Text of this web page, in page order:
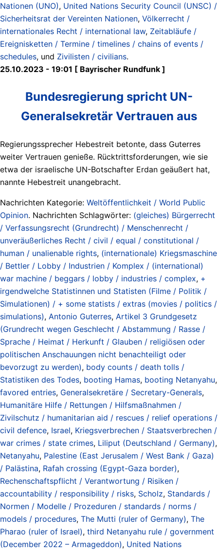
Nationen (UNO), United Nations Security Council (UNSC) /
Sicherheitsrat der Vereinten Nationen, Völkerrecht /
internationales Recht / international law, Zeitabläufe /
Ereignisketten / Termine / timelines / chains of events /
schedules, und Zivilisten / civilians.
25.10.2023 - 19:01 [ Bayrischer Rundfunk ]
Bundesregierung spricht UN-
Generalsekretär Vertrauen aus
Regierungssprecher Hebestreit betonte, dass Guterres
weiter Vertrauen genieße. Rücktrittsforderungen, wie sie
etwa der israelische UN-Botschafter Erdan geäußert hat,
nannte Hebestreit unangebracht.
Nachrichten Kategorie: Weltöffentlichkeit / World Public
Opinion. Nachrichten Schlagwörter: (gleiches) Bürgerrecht
/ Verfassungsrecht (Grundrecht) / Menschenrecht /
unveräußerliches Recht / civil / equal / constitutional /
human / unalienable rights, (internationale) Kriegsmaschine
/ Bettler / Lobby / Industrien / Komplex / (international)
war machine / beggars / lobby / industries / complex, +
irgendwelche Statistinnen und Statisten (Filme / Politik /
Simulationen) / + some statists / extras (movies / politics /
simulations), Antonio Guterres, Artikel 3 Grundgesetz
(Grundrecht wegen Geschlecht / Abstammung / Rasse /
Sprache / Heimat / Herkunft / Glauben / religiösen oder
politischen Anschauungen nicht benachteiligt oder
bevorzugt zu werden), body counts / death tolls /
Statistiken des Todes, booting Hamas, booting Netanyahu,
favored entries, Generalsekretäre / Secretary-Generals,
Humanitäre Hilfe / Rettungen / Hilfsmaßnahmen /
Zivilschutz / humanitarian aid / rescues / relief operations /
civil defence, Israel, Kriegsverbrechen / Staatsverbrechen /
war crimes / state crimes, Liliput (Deutschland / Germany),
Netanyahu, Palestine (East Jerusalem / West Bank / Gaza)
/ Palästina, Rafah crossing (Egypt-Gaza border),
Rechenschaftspflicht / Verantwortung / Risiken /
accountability / responsibility / risks, Scholz, Standards /
Normen / Modelle / Prozeduren / standards / norms /
models / procedures, The Mutti (ruler of Germany), The
Pharao (ruler of Israel), third Netanyahu rule / government
(December 2022 – Armageddon), United Nations